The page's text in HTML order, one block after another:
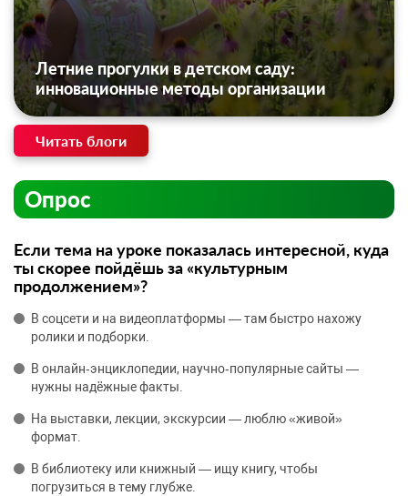
Летние прогулки в детском саду:
инновационные методы организации
Читать блоги
Опрос
Если тема на уроке показалась интересной, куда
ты скорее пойдёшь за «культурным
продолжением»?
В соцсети и на видеоплатформы — там быстро нахожу
ролики и подборки.
В онлайн‑энциклопедии, научно‑популярные сайты —
нужны надёжные факты.
На выставки, лекции, экскурсии — люблю «живой»
формат.
В библиотеку или книжный — ищу книгу, чтобы
погрузиться в тему глубже.